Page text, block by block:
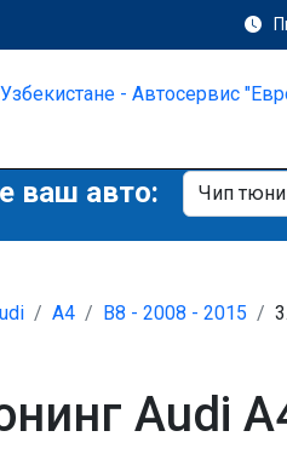
ваш авто:
A4 B8 - 2008 - 2015
Audi